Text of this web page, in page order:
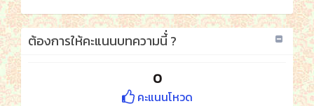
ต้องการให้คะแนนบทความนี้่ ?
0
คะแนนโหวด